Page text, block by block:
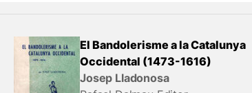
El Bandolerisme a la Catalunya
Occidental (1473-1616)
Josep Lladonosa